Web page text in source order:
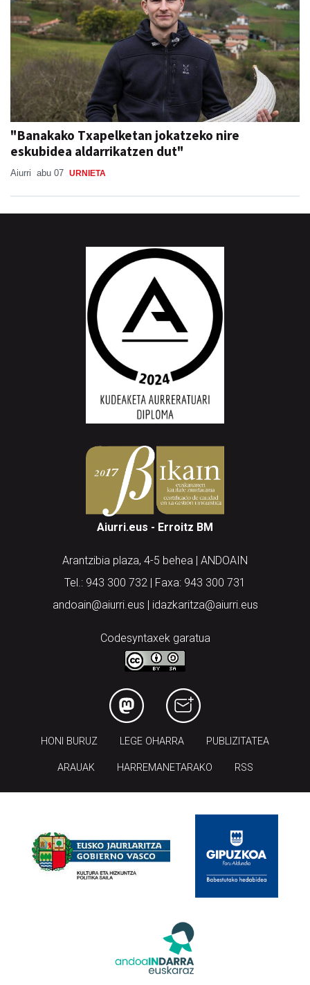
"Banakako Txapelketan jokatzeko nire
eskubidea aldarrikatzen dut"
Aiurri abu 07 URNIETA
Aiurri.eus - Erroitz BM
Arantzibia plaza, 4-5 behea | ANDOAIN
Tel.: 943 300 732 | Faxa: 943 300 731
andoain@aiurri.eus | idazkaritza@aiurri.eus
Codesyntaxek garatua
HONI BURUZ LEGE OHARRA PUBLIZITATEA
ARAUAK HARREMANETARAKO RSS